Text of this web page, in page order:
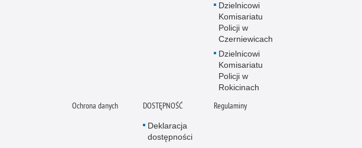
Dzielnicowi
Komisariatu
Policji w
Czerniewicach
Dzielnicowi
Komisariatu
Policji w
Rokicinach
Ochrona danych DOSTĘPNOŚĆ
Deklaracja
dostępności
Regulaminy